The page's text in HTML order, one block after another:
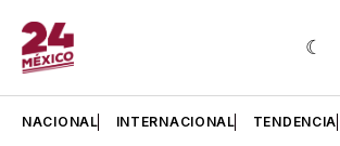
NACIONAL INTERNACIONAL TENDENCIA